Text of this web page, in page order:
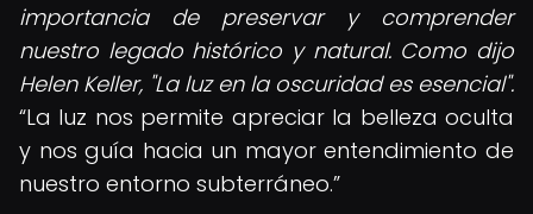
importancia de preservar y comprender
nuestro legado histórico y natural. Como dijo
Helen Keller, "La luz en la oscuridad es esencial".
La luz nos permite apreciar la belleza oculta
y nos guía hacia un mayor entendimiento de
nuestro entorno subterráneo.